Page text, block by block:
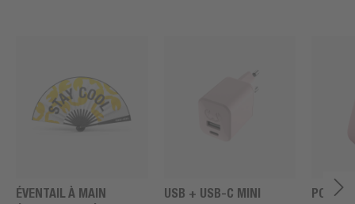
ÉVENTAIL À MAIN
USB + USB-C MINI